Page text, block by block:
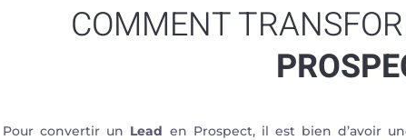
COMMENT
Pour convertir un Lead en Prospect, il est bien d’avoir